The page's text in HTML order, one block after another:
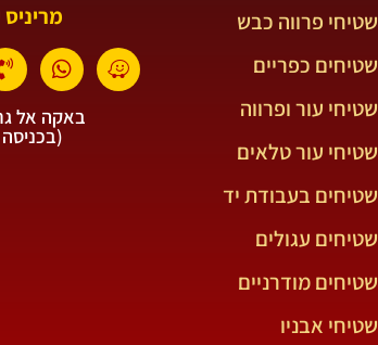
שטיחי פרווה כבש
שטיחים כפריים
שטיחי עור ופרווה
שטיחי עור טלאים
שטיחים בעבודת יד
שטיחים עגולים
שטיחים מודרניים
שטיחי אבניו
באקה אל